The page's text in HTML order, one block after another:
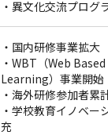
・異文化交流プログ
・国内研修事業拡大
・WBT（Web
Learning）事業開始
・海外研修参加者累
・学校教育イノベー
充